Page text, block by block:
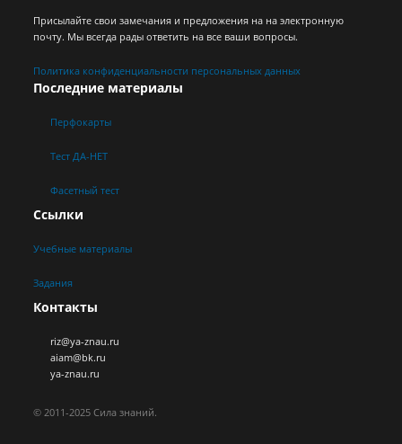
Присылайте свои замечания и предложения на на электронную
почту. Мы всегда рады ответить на все ваши вопросы.
Политика конфиденциальности персональных данных
Последние материалы
Перфокарты
Тест ДА-НЕТ
Фасетный тест
Ссылки
Учебные материалы
Задания
Контакты
riz@ya-znau.ru
aiam@bk.ru
ya-znau.ru
© 2011-2025 Сила знаний.